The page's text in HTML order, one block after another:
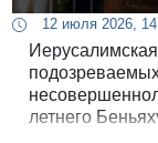
12 июля 2026,
летнего